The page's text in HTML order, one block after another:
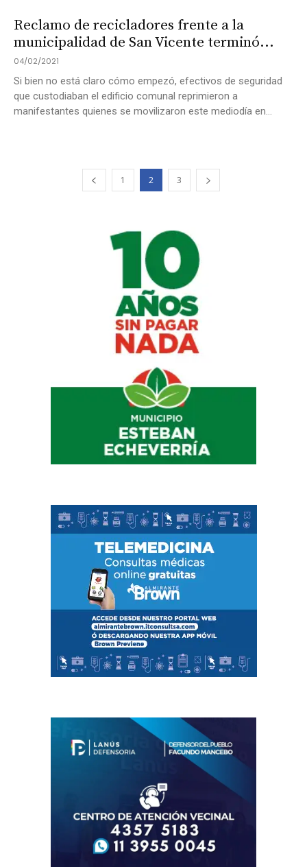
Reclamo de recicladores frente a la
municipalidad de San Vicente terminó...
04/02/2021
Si bien no está claro cómo empezó, efectivos de seguridad
que custodiaban el edificio comunal reprimieron a
manifestantes quienes se movilizaron este mediodía en...
1 2 3